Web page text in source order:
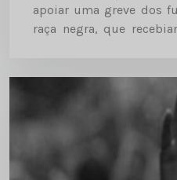
apoiar uma greve dos
raça negra, que